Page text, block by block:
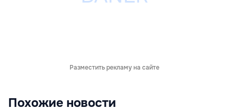
Разместить рекламу на сайте
Похожие новости